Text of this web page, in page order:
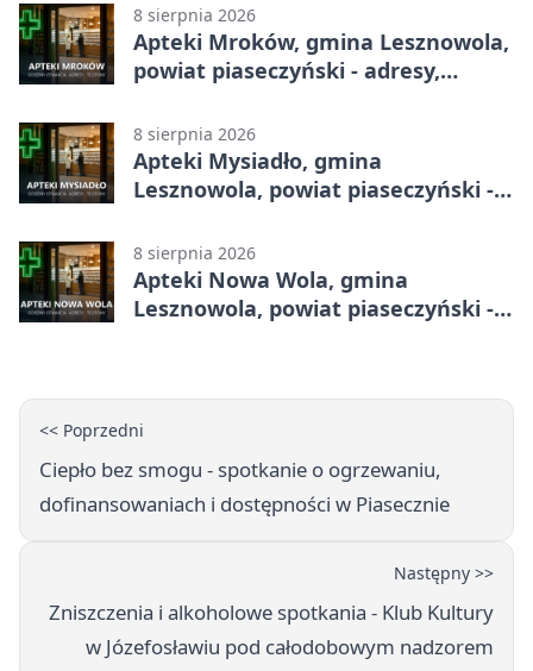
8 sierpnia 2026
Apteki Mroków, gmina Lesznowola,
powiat piaseczyński - adresy,
8 sierpnia 2026
Apteki Mysiadło, gmina
Lesznowola, powiat piaseczyński -
8 sierpnia 2026
Apteki Nowa Wola, gmina
Lesznowola, powiat piaseczyński -
<< Poprzedni
Ciepło bez smogu - spotkanie o ogrzewaniu,
dofinansowaniach i dostępności w Piasecznie
Następny >>
Zniszczenia i alkoholowe spotkania - Klub Kultury
w Józefosławiu pod całodobowym nadzorem